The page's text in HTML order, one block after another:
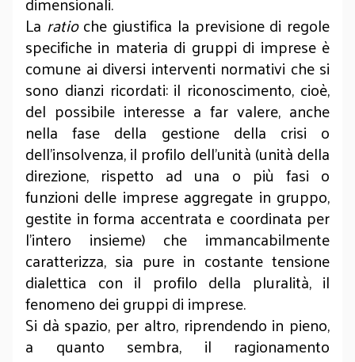
La ratioche giustifica la previsione di regole
specifiche in materia di gruppi di imprese è
comune ai diversi interventi normativi che si
sono dianzi ricordati: il riconoscimento, cioè,
del possibile interesse a far valere, anche
nella fase della gestione della crisi o
dell’insolvenza, il profilo dell’unità (unità della
direzione, rispetto ad una o più fasi o
funzioni delle imprese aggregate in gruppo,
gestite in forma accentrata e coordinata per
l’intero insieme) che immancabilmente
caratterizza, sia pure in costante tensione
dialettica con il profilo della pluralità, il
fenomeno dei gruppi di imprese.
Si dà spazio, per altro, riprendendo in pieno,
a quanto sembra, il ragionamento